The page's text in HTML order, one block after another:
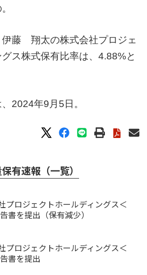
伊藤 翔太の株式会社プロジェ
ス株式保有比率は、4.88%と
2024年9月5日。
有速報（一覧）
ロジェクトホールディングス＜
書を提出（保有減少）
ロジェクトホールディングス＜
書を提出